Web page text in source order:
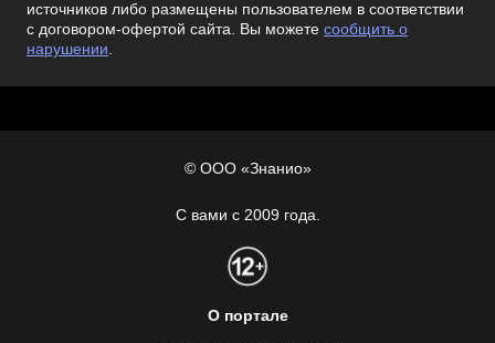
источников либо размещены пользователем в соответствии
с договором-офертой сайта. Вы можете сообщить о
нарушении.
© ООО «Знанио»
С вами с 2009 года.
О портале